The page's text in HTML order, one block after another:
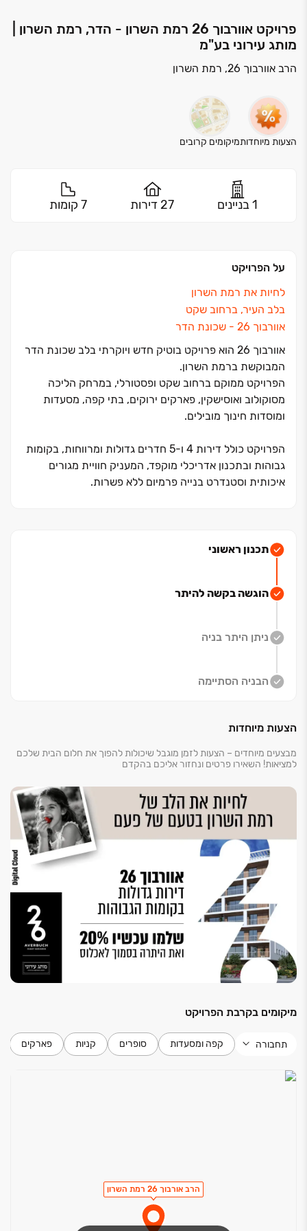
פרויקט אוורבוך 26 רמת השרון - הדר, רמת השרון |
מותג עירוני בע"מ
הרב אוורבוך 26, רמת השרון
הצעות מיוחדותמיקומים קרובים
1 בניינים 27 דירות 7 קומות
על הפרויקט
לחיות את רמת השרון
בלב העיר, ברחוב שקט
אוורבוך ‏26 ‏- שכונת הדר
אוורבוך ‏26 הוא פרויקט בוטיק חדש ויוקרתי בלב שכונת הדר
המבוקשת ברמת השרון.
הפרויקט ממוקם ברחוב שקט ופסטורלי, במרחק הליכה
מסוקולוב ואוסישקין, פארקים ירוקים, בתי קפה, מסעדות
ומוסדות חינוך מובילים.
הפרויקט כולל דירות ‏4 ו‏-‏5 חדרים גדולות ומרווחות, בקומות
גבוהות ובתכנון אדריכלי מוקפד, המעניק חוויית מגורים
איכותית וסטנדרט בנייה פרמיום ללא פשרות.
שכונת הדר לאחת השכונות המבוקשות ביותר ברמת השרון.
דירות ‏5 חדרים החל מ‏-‏4.3 מיליון ‏₪ עם ‏2 חניות פרטיות.
אכלוס צפוי בעוד כ‏-‏3 שנים.
שלמו עכשיו ‏20‏% בלבד ואת היתרה בסמוך לאכלוס.
תכנון ראשוני
הוגשה בקשה להיתר
ניתן היתר בניה
הבניה הסתיימה
הצעות מיוחדות
מבצעים מיוחדים – הצעות לזמן מוגבל שיכולות להפוך את חלום הבית שלכם
למציאות! השאירו פרטים ונחזור אליכם בהקדם
מיקומים בקרבת הפרויקט
תחבורה קפה ומסעדות סופרים קניות פארקים
הרב אורבוך 26 רמת השרון